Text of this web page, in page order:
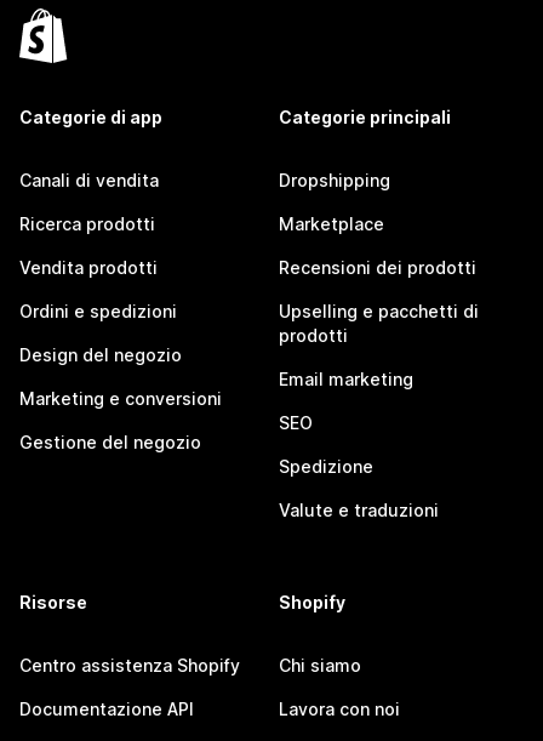
Categorie di app
Canali di vendita
Ricerca prodotti
Vendita prodotti
Ordini e spedizioni
Design del negozio
Marketing e conversioni
Gestione del negozio
Categorie principali
Dropshipping
Marketplace
Recensioni dei prodotti
Upselling e pacchetti di
prodotti
Email marketing
SEO
Spedizione
Valute e traduzioni
Risorse
Centro assistenza Shopify
Documentazione API
Shopify
Chi siamo
Lavora con noi